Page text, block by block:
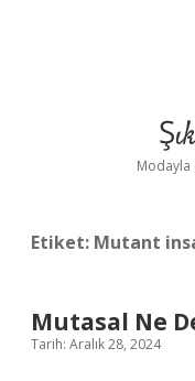
Modayla
Etiket: Mutant
Mutasal Ne
Tarih: Aralık 28, 2024